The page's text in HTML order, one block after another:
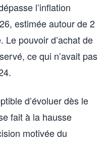
l’inflation
estimée autour de 2
Le pouvoir d’achat de
ce qui n’avait pas
d’évoluer dès le
fait à la hausse
motivée du